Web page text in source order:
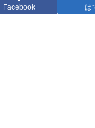
Facebook は